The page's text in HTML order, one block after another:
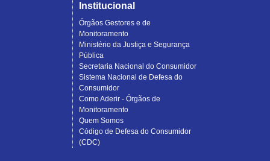
Institucional
Órgãos Gestores e de
Monitoramento
Ministério da Justiça e Segurança
Pública
Secretaria Nacional do Consumidor
Sistema Nacional de Defesa do
Consumidor
Como Aderir - Órgãos de
Monitoramento
Quem Somos
Código de Defesa do Consumidor
(CDC)